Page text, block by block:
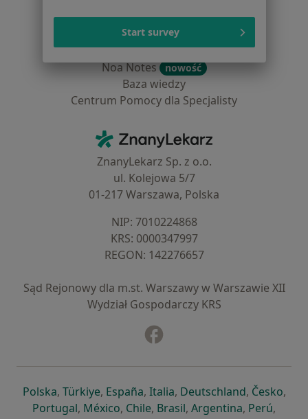
Cennik
Dla lekarzy
Dla placówek medycznych
Noa Notes nowość
Baza wiedzy
Centrum Pomocy dla Specjalisty
ZnanyLekarz - Strona główna
ZnanyLekarz Sp. z o.o.
ul. Kolejowa 5/7
01-217 Warszawa, Polska
NIP: ⁠7010224868
KRS: ⁠0000347997
REGON: ⁠142276657
Sąd Rejonowy dla m.st. Warszawy w Warszawie XII
Wydział Gospodarczy KRS
Polskaotwiera się w nowej karcie
, Türkiyeotwiera się w nowej karcie
, Españaotwiera się w nowej karcie
, Italiaotwiera się w nowej
, Deutschlandotwiera się
, Česko,
Portugalotwiera się w nowej karcie
, Méxicootwiera się w nowej karcie
, Chileotwiera się w nowej karcie
, Brasilotwiera się w nowej
, Argentinaotwiera się
, Perú,
Start survey